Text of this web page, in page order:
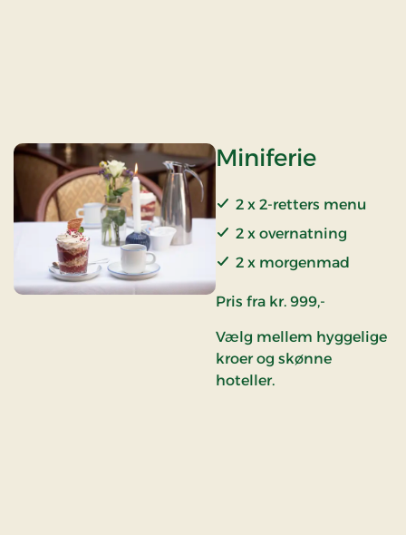
Miniferie
2 x 2-retters menu
2 x overnatning
2 x morgenmad
Pris fra kr. 999,-
Vælg mellem hyggelige
kroer og skønne
hoteller.